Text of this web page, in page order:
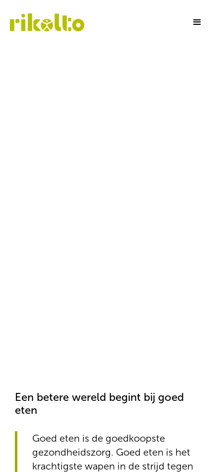
Een betere wereld begint bij goed
eten
Goed eten is de goedkoopste
gezondheidszorg. Goed eten is het
krachtigste wapen in de strijd tegen